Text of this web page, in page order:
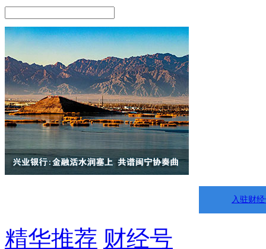
入驻财
精华推荐 财经号